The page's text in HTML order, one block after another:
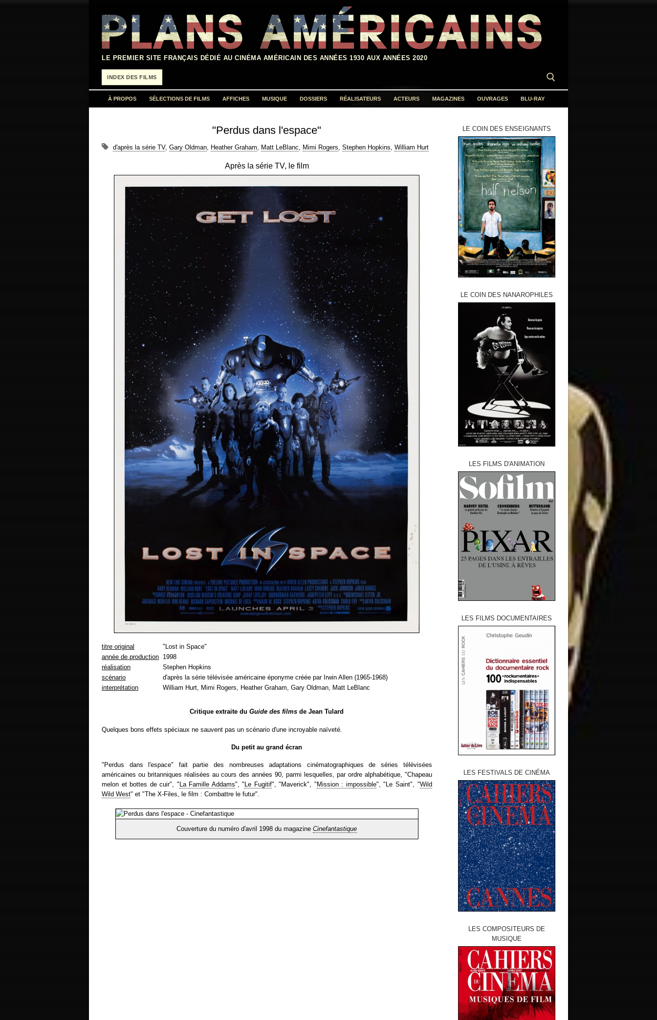
contenu
LE PREMIER SITE FRANÇAIS DÉDIÉ AU CINÉMA AMÉRICAIN DES ANNÉES 1930 AUX ANNÉES 2020
INDEX DES FILMS
À PROPOS SÉLECTIONS DE FILMS AFFICHES MUSIQUE DOSSIERS RÉALISATEURS ACTEURS MAGAZINES OUVRAGES BLU-RAY
"Perdus dans l'espace"
d'après la série TV, Gary Oldman, Heather Graham, Matt LeBlanc, Mimi Rogers, Stephen Hopkins, William Hurt
Après la série TV, le film
titre original
"Lost in Space"
année de production 1998
réalisation
Stephen Hopkins
scénario
d'après la série télévisée américaine éponyme créée par Irwin Allen (1965-1968)
interprétation
William Hurt, Mimi Rogers, Heather Graham, Gary Oldman, Matt LeBlanc
Critique extraite duGuide des films de Jean Tulard
Quelques bons effets spéciaux ne sauvent pas un scénario d'une incroyable naïveté.
Du petit au grand écran
"Perdus dans l'espace" fait partie des nombreuses adaptations cinématographiques de séries télévisées
américaines ou britanniques réalisées au cours des années 90, parmi lesquelles, par ordre alphabétique, "Chapeau
melon et bottes de cuir", " La Famille Addams", " Le Fugitif", "Maverick", " Mission : impossible", "Le Saint", "Wild
Wild West" et "The X-Files, le film : Combattre le futur".
Couverture du numéro d'avril 1998 du magazineCinefantastique
LE COIN DES ENSEIGNANTS
LE COIN DES NANAROPHILES
LES FILMS D'ANIMATION
LES FILMS DOCUMENTAIRES
LES FESTIVALS DE CINÉMA
LES COMPOSITEURS DE
MUSIQUE